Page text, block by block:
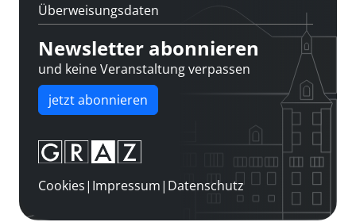
Überweisungsdaten
Newsletter abonnieren
und keine Veranstaltung verpassen
jetzt abonnieren
Cookies| Impressum| Datenschutz